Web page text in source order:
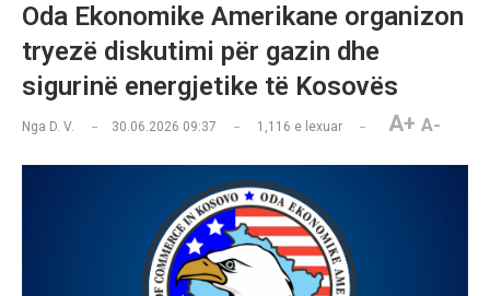
Oda Ekonomike Amerikane organizon
tryezë diskutimi për gazin dhe
sigurinë energjetike të Kosovës
Nga D. V. 30.06.2026 09:37 1,116 e lexuar A+ A-